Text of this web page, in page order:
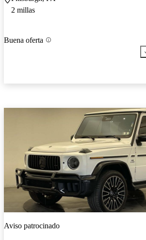
2 millas
Buena oferta
Aviso patrocinado